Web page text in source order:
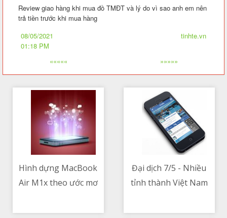
Review giao hàng khi mua đồ TMĐT và lý do vì sao anh em nên
trả tiền trước khi mua hàng
08/05/2021
01:18 PM
tinhte.vn
««««« »»»»»
Hình dựng MacBook
Air M1x theo ước mơ
Đại dịch 7/5 - Nhiều
tỉnh thành Việt Nam
dịch để dò vết và